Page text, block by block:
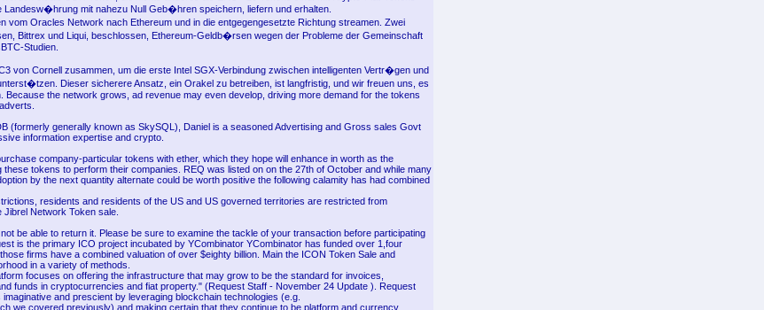
mit nahezu Null Geb�hren speichern, liefern und erhalten.
vom Oracles Network nach Ethereum und in die entgegengesetzte Richtung streamen. Zwei
Bittrex und Liqui, beschlossen, Ethereum-Geldb�rsen wegen der Probleme der Gemeinschaft
Studien.
von Cornell zusammen, um die erste Intel SGX-Verbindung zwischen intelligenten Vertr�gen und
Dieser sicherere Ansatz, ein Orakel zu betreiben, ist langfristig, und wir freuen uns, es
Because the network grows, ad revenue may even develop, driving more demand for the tokens
(formerly generally known as SkySQL), Daniel is a seasoned Advertising and Gross sales Govt
information expertise and crypto.
company-particular tokens with ether, which they hope will enhance in worth as the
these tokens to perform their companies. REQ was listed on on the 27th of October and while many
by the next quantity alternate could be worth positive the following calamity has had combined
residents and residents of the US and US governed territories are restricted from
Jibrel Network Token sale.
be able to return it. Please be sure to examine the tackle of your transaction before participating
is the primary ICO project incubated by YCombinator YCombinator has funded over 1,four
firms have a combined valuation of over $eighty billion. Main the ICON Token Sale and
in a variety of methods.
focuses on offering the infrastructure that may grow to be the standard for invoices,
funds in cryptocurrencies and fiat property." (Request Staff - November 24 Update ). Request
and prescient by leveraging blockchain technologies (e.g.
we covered previously) and making certain that they continue to be platform and currency